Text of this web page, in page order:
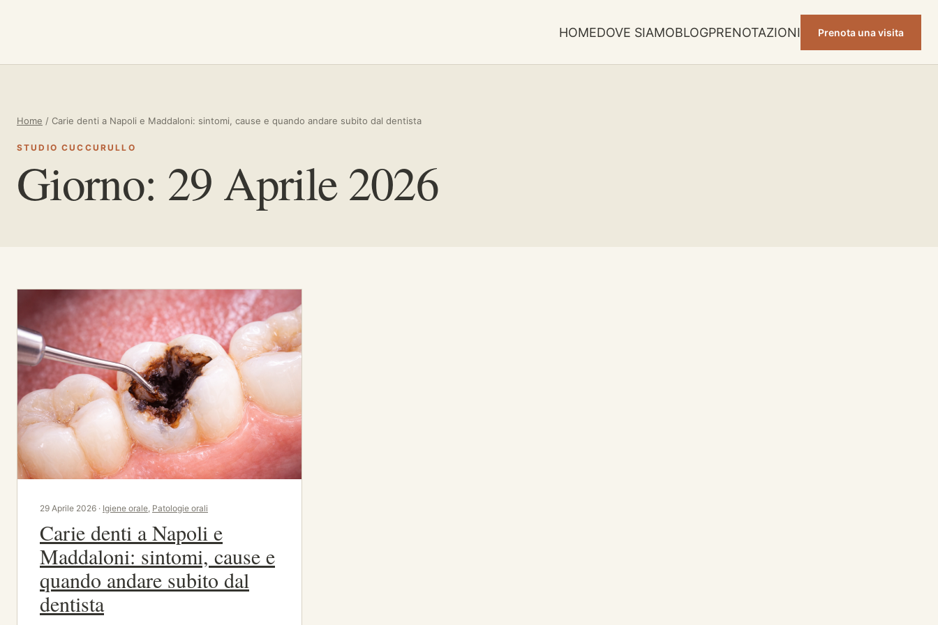
HOMEDOVE SIAMOBLOGPRENOTAZIONI Prenota una visita
Home / Carie denti a Napoli e Maddaloni: sintomi, cause e quando andare subito dal dentista
STUDIO CUCCURULLO
Giorno: 29 Aprile 2026
29 Aprile 2026 · Igiene orale Patologie orali
Carie denti a Napoli e
Maddaloni: sintomi, cause e
quando andare subito dal
dentista